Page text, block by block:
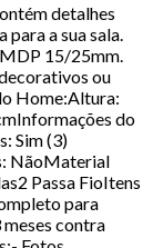
detalhes
para a sua sala.
15/25mm.
ou
Home:Altura:
do
Sim (3)
NãoMaterial
Passa FioItens
para
contra